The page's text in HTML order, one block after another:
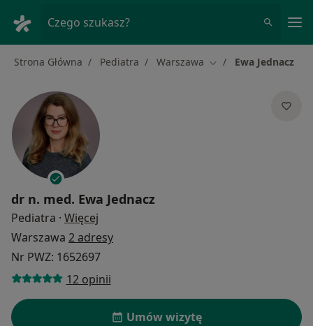
Czego szukasz?
Strona Główna Pediatra Warszawa Zmień miasto
Ewa Jednacz
dr n. med. Ewa Jednacz
Pediatra · Więcej
Warszawa 2 adresy
Nr PWZ: 1652697
12 opinii
Umów wizytę